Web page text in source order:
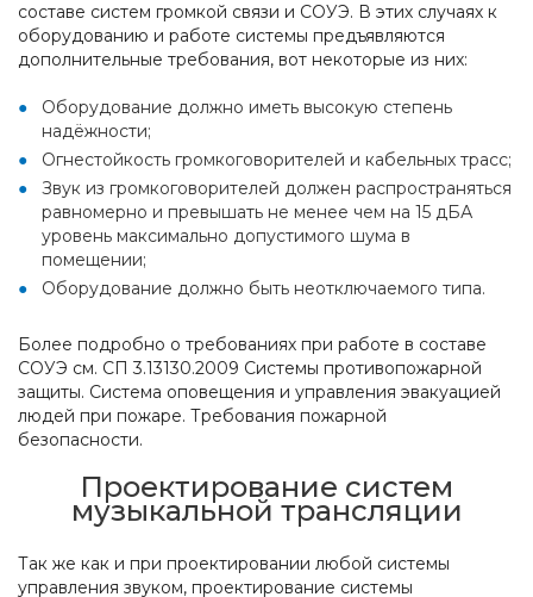
составе систем громкой связи и СОУЭ. В этих случаях к
оборудованию и работе системы предъявляются
дополнительные требования, вот некоторые из них:
Оборудование должно иметь высокую степень
надёжности;
Огнестойкость громкоговорителей и кабельных трасс;
Звук из громкоговорителей должен распространяться
равномерно и превышать не менее чем на 15 дБА
уровень максимально допустимого шума в
помещении;
Оборудование должно быть неотключаемого типа.
Более подробно о требованиях при работе в составе
СОУЭ см. СП 3.13130.2009 Системы противопожарной
защиты. Система оповещения и управления эвакуацией
людей при пожаре. Требования пожарной
безопасности.
Проектирование систем
музыкальной трансляции
Так же как и при проектировании любой системы
управления звуком, проектирование системы